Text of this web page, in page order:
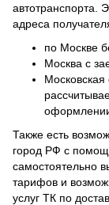
автотранспорта.
адреса
по Москве
Москва с
оформлении
Также есть
город РФ с
самостоятельно
тарифов и
услуг ТК по